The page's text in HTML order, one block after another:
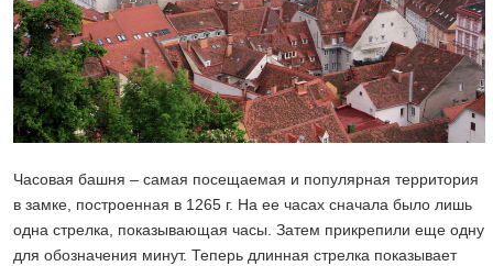
Часовая башня – самая посещаемая и популярная территория
в замке, построенная в 1265 г. На ее часах сначала было лишь
одна стрелка, показывающая часы. Затем прикрепили еще одну
для обозначения минут. Теперь длинная стрелка показывает